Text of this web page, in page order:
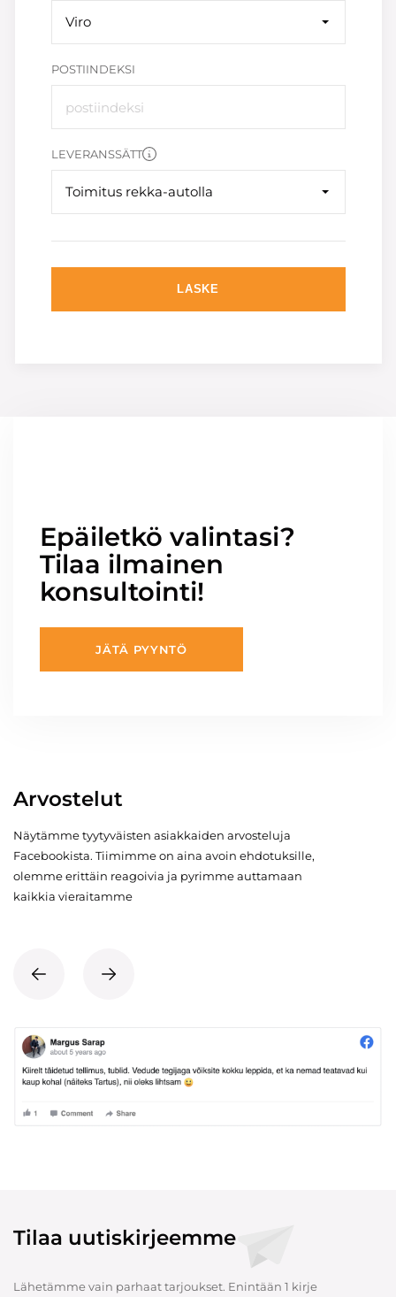
Viro
POSTIINDEKSI
LEVERANSSÄTT
Toimitus rekka-autolla
LASKE
Epäiletkö valintasi?
Tilaa ilmainen
konsultointi!
JÄTÄ PYYNTÖ
Arvostelut
Näytämme tyytyväisten asiakkaiden arvosteluja
Facebookista. Tiimimme on aina avoin ehdotuksille,
olemme erittäin reagoivia ja pyrimme auttamaan
kaikkia vieraitamme
Tilaa uutiskirjeemme
Lähetämme vain parhaat tarjoukset. Enintään 1 kirje